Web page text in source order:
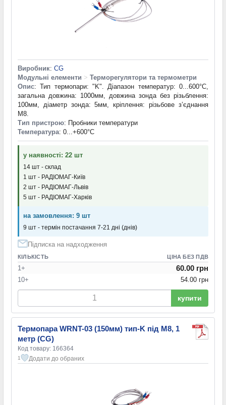
Виробник: CG
Модульні елементи > Терморегулятори та термометри
Опис: Тип термопари: "K". Діапазон температур: 0...600°C,
загальна довжина: 1000мм, довжина зонда без різьблення:
100мм, діаметр зонда: 5мм, кріплення: різьбове з’єднання
M8.
Тип пристрою: Пробники температури
Температура: 0...+600°С
у наявності: 22 шт
14 шт - склад
1 шт - РАДІОМАГ-Київ
2 шт - РАДІОМАГ-Львів
5 шт - РАДІОМАГ-Харків
на замовлення: 9 шт
9 шт - термін постачання 7-21 дні (днів)
Підписка на надходження
КІЛЬКІСТЬ ЦІНА БЕЗ ПДВ
1+ 60.00 грн
10+ 54.00 грн
купити
Термопара WRNT-03 (150мм) тип-K під M8, 1
метр (CG)
Код товару: 166364
1 Додати до обраних